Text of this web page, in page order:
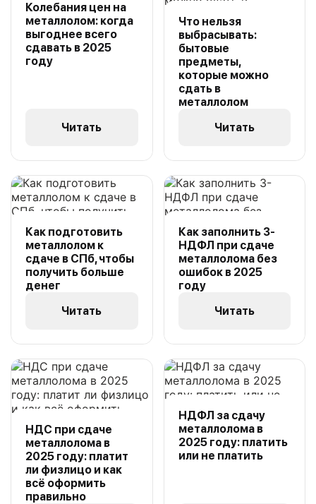
Колебания цен на
металлолом: когда
выгоднее всего
сдавать в 2025
году
Читать
Что нельзя
выбрасывать:
бытовые
предметы,
которые можно
сдать в
металлолом
Читать
Как подготовить
металлолом к
сдаче в СПб, чтобы
получить больше
денег
Читать
Как заполнить 3-
НДФЛ при сдаче
металлолома без
ошибок в 2025
году
Читать
НДС при сдаче
металлолома в
2025 году: платит
ли физлицо и как
всё оформить
правильно
НДФЛ за сдачу
металлолома в
2025 году: платить
или не платить